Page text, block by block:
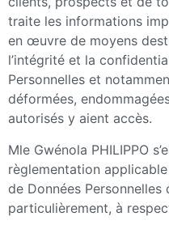
traite les informations
en œuvre de moyens
l’intégrité et la
Personnelles et
déformées,
autorisés y aient accès.
Mle Gwénola PHILIPPO
règlementation
de Données Personnelles
particulièrement, à